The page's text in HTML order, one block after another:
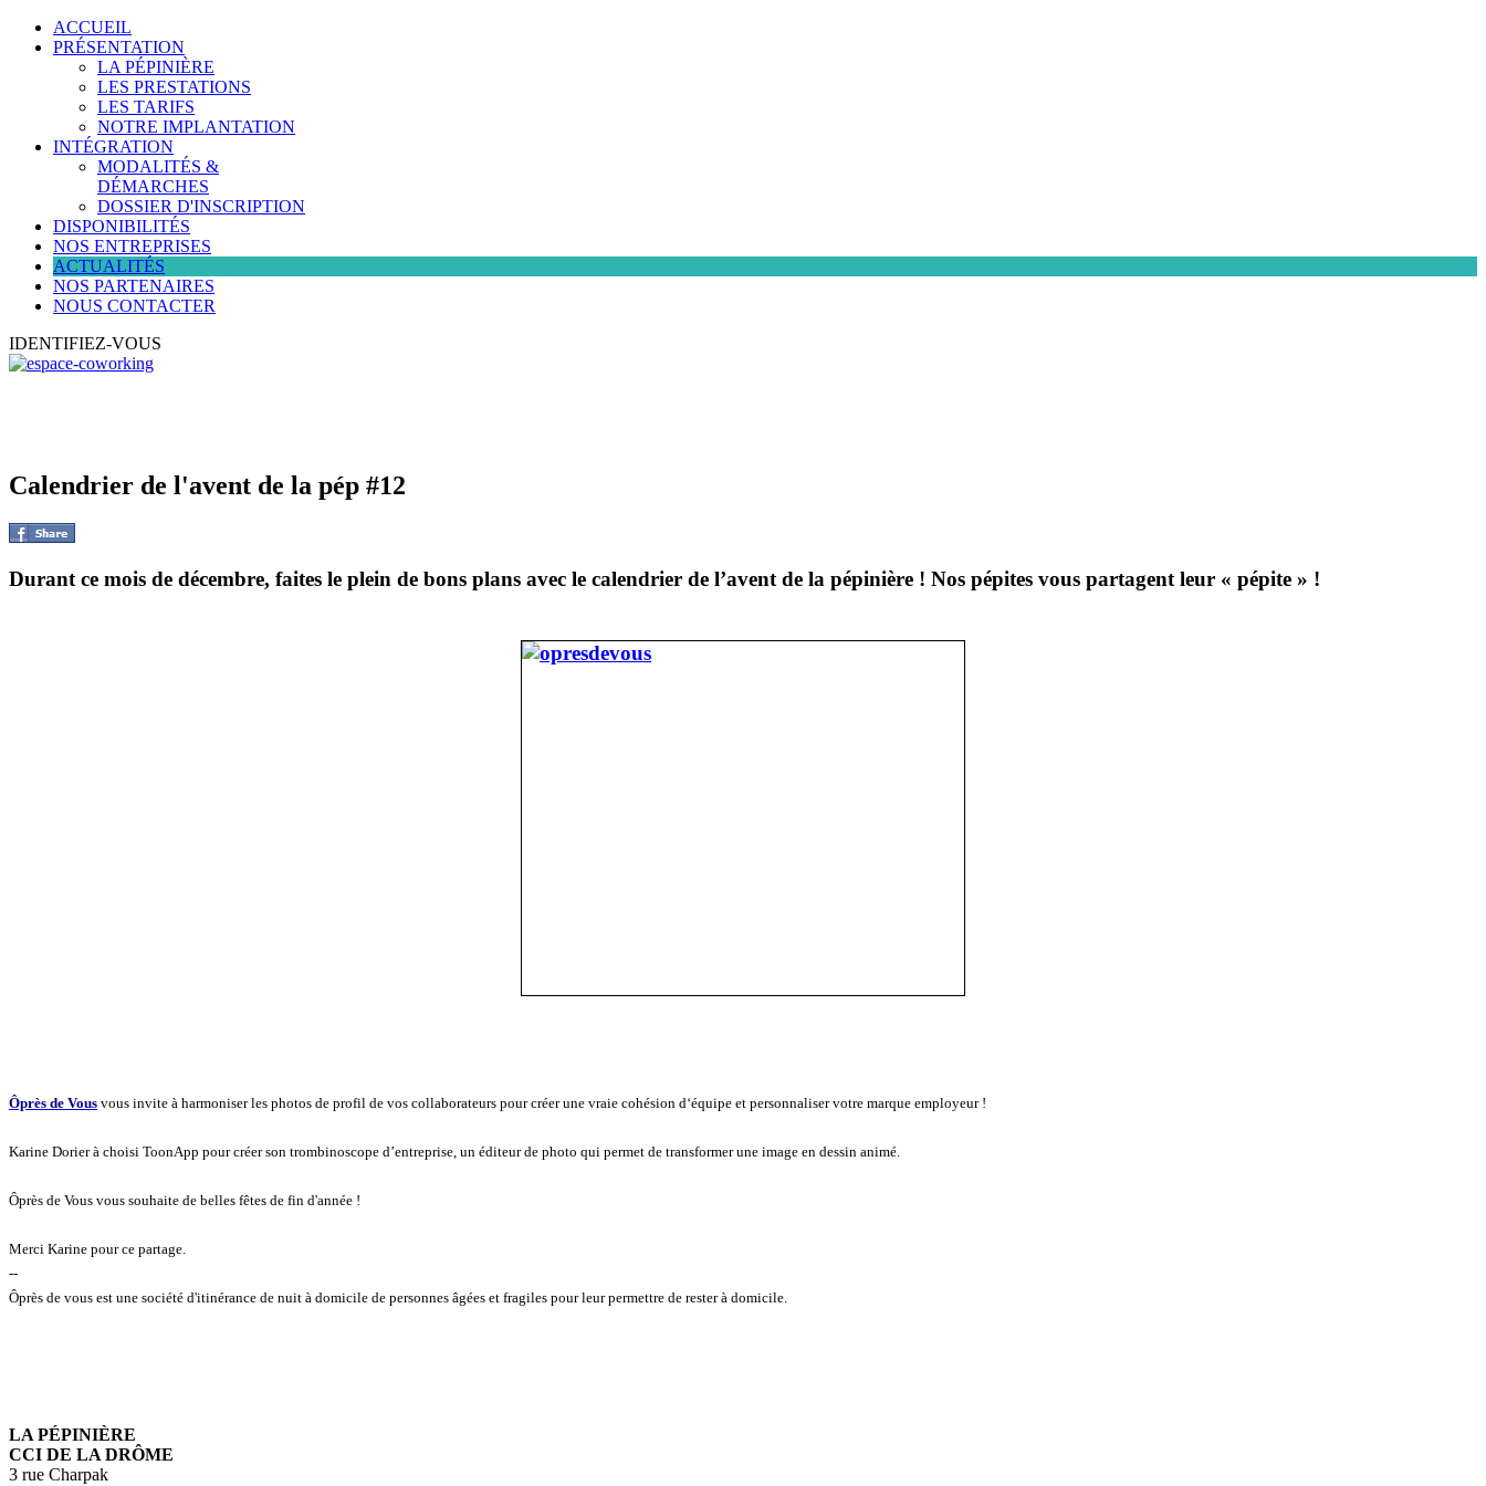
ACCUEIL
PRÉSENTATION
LA PÉPINIÈRE
LES PRESTATIONS
LES TARIFS
NOTRE IMPLANTATION
INTÉGRATION
MODALITÉS &
DÉMARCHES
DOSSIER D'INSCRIPTION
DISPONIBILITÉS
NOS ENTREPRISES
ACTUALITÉS
NOS PARTENAIRES
NOUS CONTACTER
IDENTIFIEZ-VOUS
Calendrier de l'avent de la pép #12
Durant ce mois de décembre, faites le plein de bons plans avec le calendrier de l’avent de la pépinière ! Nos pépites vous partagent leur « pépite » !
Ôprès de Vous vous invite à harmoniser les photos de profil de vos collaborateurs pour créer une vraie cohésion d‘équipe et personnaliser votre marque employeur !
Karine Dorier à choisi ToonApp pour créer son trombinoscope d’entreprise, un éditeur de photo qui permet de transformer une image en dessin animé.
Ôprès de Vous vous souhaite de belles fêtes de fin d'année !
Merci Karine pour ce partage.
--
Ôprès de vous est une société d'itinérance de nuit à domicile de personnes âgées et fragiles pour leur permettre de rester à domicile.
LA PÉPINIÈRE
CCI DE LA DRÔME
3 rue Charpak